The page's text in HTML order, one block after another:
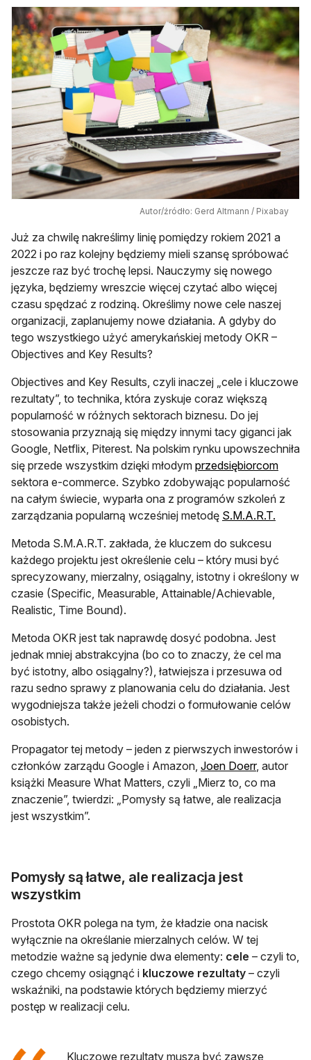
Autor/źródło: Gerd Altmann / Pixabay
Już za chwilę nakreślimy linię pomiędzy rokiem 2021 a
2022 i po raz kolejny będziemy mieli szansę spróbować
jeszcze raz być trochę lepsi. Nauczymy się nowego
języka, będziemy wreszcie więcej czytać albo więcej
czasu spędzać z rodziną. Określimy nowe cele naszej
organizacji, zaplanujemy nowe działania. A gdyby do
tego wszystkiego użyć amerykańskiej metody OKR –
Objectives and Key Results?
Objectives and Key Results, czyli inaczej „cele i kluczowe
rezultaty”, to technika, która zyskuje coraz większą
popularność w różnych sektorach biznesu. Do jej
stosowania przyznają się między innymi tacy giganci jak
Google, Netflix, Piterest. Na polskim rynku upowszechniła
się przede wszystkim dzięki młodym przedsiębiorcom
sektora e-commerce. Szybko zdobywając popularność
na całym świecie, wyparła ona z programów szkoleń z
zarządzania popularną wcześniej metodę S.M.A.R.T.
Metoda S.M.A.R.T. zakłada, że kluczem do sukcesu
każdego projektu jest określenie celu – który musi być
sprecyzowany, mierzalny, osiągalny, istotny i określony w
czasie (Specific, Measurable, Attainable/Achievable,
Realistic, Time Bound).
Metoda OKR jest tak naprawdę dosyć podobna. Jest
jednak mniej abstrakcyjna (bo co to znaczy, że cel ma
być istotny, albo osiągalny?), łatwiejsza i przesuwa od
razu sedno sprawy z planowania celu do działania. Jest
wygodniejsza także jeżeli chodzi o formułowanie celów
osobistych.
Propagator tej metody – jeden z pierwszych inwestorów i
członków zarządu Google i Amazon, Joen Doerrotwiera
, autor
książki Measure What Matters, czyli „Mierz to, co ma
znaczenie”, twierdzi: „Pomysły są łatwe, ale realizacja
jest wszystkim”.
Pomysły są łatwe, ale realizacja jest
wszystkim
Prostota OKR polega na tym, że kładzie ona nacisk
wyłącznie na określanie mierzalnych celów. W tej
metodzie ważne są jedynie dwa elementy: cele – czyli to,
czego chcemy osiągnąć i kluczowe rezultaty – czyli
wskaźniki, na podstawie których będziemy mierzyć
postęp w realizacji celu.
Kluczowe rezultaty muszą być zawsze